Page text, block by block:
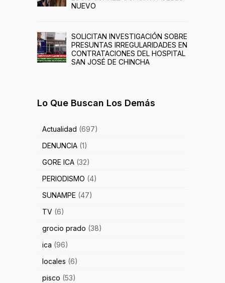
NUEVO
SOLICITAN INVESTIGACIÓN SOBRE
PRESUNTAS IRREGULARIDADES EN
CONTRATACIONES DEL HOSPITAL
SAN JOSÉ DE CHINCHA
Lo Que Buscan Los Demás
Actualidad (697)
DENUNCIA (1)
GORE ICA (32)
PERIODISMO (4)
SUNAMPE (47)
TV (6)
grocio prado (38)
ica (96)
locales (6)
pisco (53)